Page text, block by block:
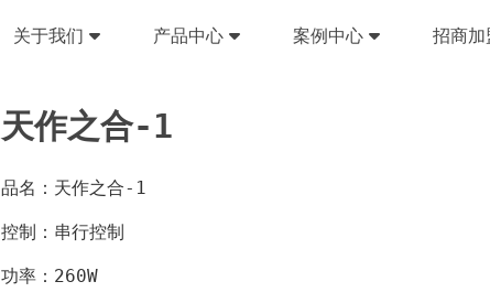
关于我们 产品中心 案例中心 招商加
天作之合-1
品名：天作之合-1
控制：串行控制
功率：260W